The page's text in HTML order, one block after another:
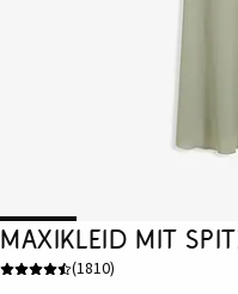
Maxikleid mit
(1810)